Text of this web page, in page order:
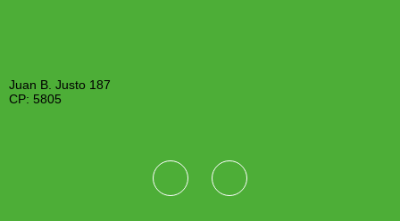
Juan B. Justo 187
CP: 5805